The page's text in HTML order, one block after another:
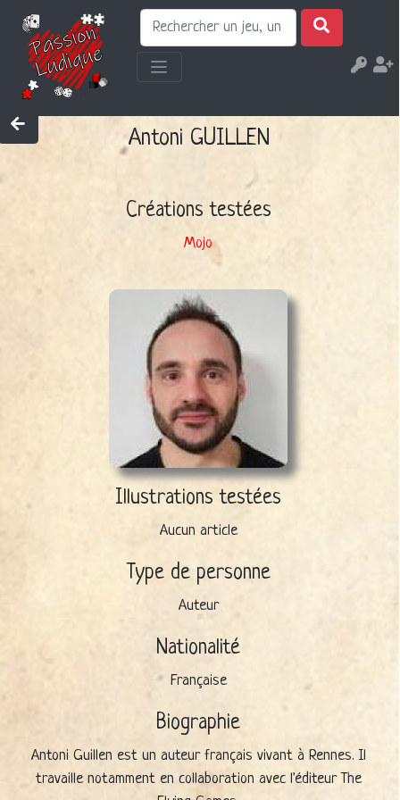
Antoni GUILLEN
Créations testées
Mojo
Illustrations testées
Aucun article
Type de personne
Auteur
Nationalité
Française
Biographie
Antoni Guillen est un auteur français vivant à Rennes. Il
travaille notamment en collaboration avec l'éditeur The